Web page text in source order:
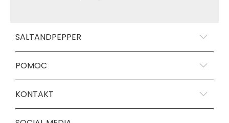
SALTANDPEPPER
POMOC
KONTAKT